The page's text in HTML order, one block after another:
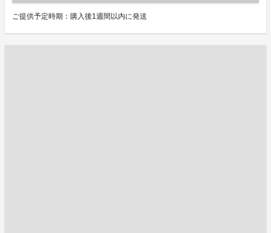
ご提供予定時期：購入後1週間以内に発送